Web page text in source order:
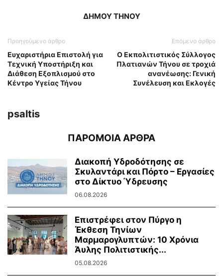
ΔΗΜΟΥ ΤΗΝΟΥ
Προηγούμενο άρθρο
Ευχαριστήρια Επιστολή για
Τεχνική Υποστήριξη και
Διάθεση Εξοπλισμού στο
Κέντρο Υγείας Τήνου
Επόμενο άρθρο
Ο Εκπολιτιστικός Σύλλογος
Πλατιανών Τήνου σε τροχιά
ανανέωσης: Γενική
Συνέλευση και Εκλογές
psaltis
ΠΑΡΟΜΟΙΑ ΑΡΘΡΑ
Διακοπή Υδροδότησης σε
Σκυλαντάρι και Πόρτο – Εργασίες
στο Δίκτυο Ύδρευσης
06.08.2026
Επιστρέφει στον Πύργο η
Έκθεση Τηνίων
Μαρμαρογλυπτών: 10 Χρόνια
Άυλης Πολιτιστικής...
05.08.2026